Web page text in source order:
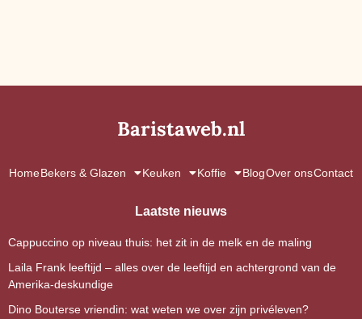
Baristaweb.nl
HomeBekers & Glazen Keuken Koffie BlogOver onsContact
Laatste nieuws
Cappuccino op niveau thuis: het zit in de melk en de maling
Laila Frank leeftijd – alles over de leeftijd en achtergrond van de
Amerika-deskundige
Dino Bouterse vriendin: wat weten we over zijn privéleven?